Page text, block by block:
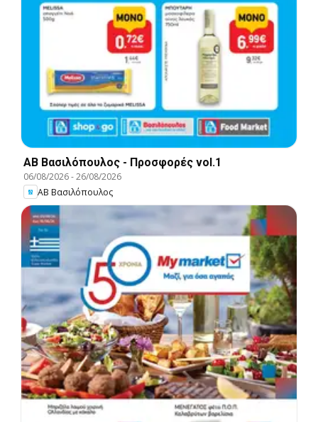
ΑΒ Βασιλόπουλος - Προσφορές vol.1
06/08/2026-26/08/2026
ΑΒ Βασιλόπουλος